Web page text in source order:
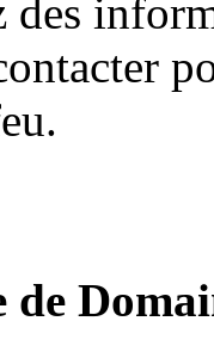
des
de